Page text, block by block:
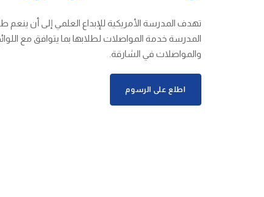
تهدف المدرسة الأمريكية للإبداع العلمي إلى أن ينعم
المدرسة خدمة المواصلات لطلابها بما يتوافق مع
والمواصلات في الشارقة.
اطلع على الرسوم